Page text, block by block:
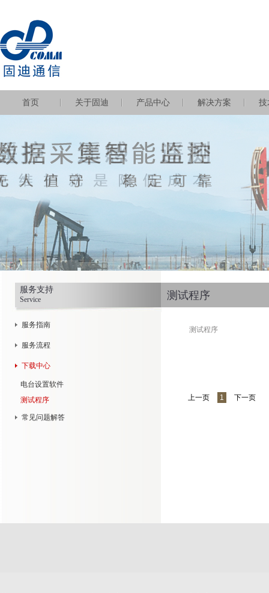
首页 关于固迪 产品中心 解决方案 技
服务支持
Service
服务指南
服务流程
下载中心
电台设置软件
测试程序
常见问题解答
测试程序
测试程序
上一页 1 下一页